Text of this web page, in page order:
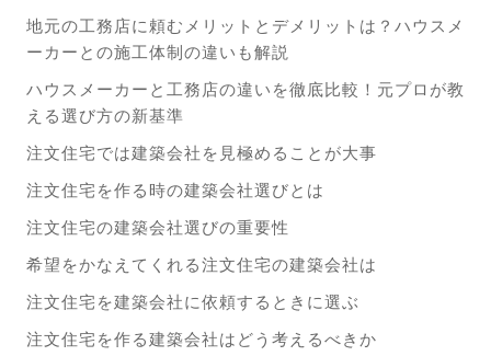
地元の工務店に頼むメリットとデメリットは？ハウスメ
ーカーとの施工体制の違いも解説
ハウスメーカーと工務店の違いを徹底比較！元プロが教
える選び方の新基準
注文住宅では建築会社を見極めることが大事
注文住宅を作る時の建築会社選びとは
注文住宅の建築会社選びの重要性
希望をかなえてくれる注文住宅の建築会社は
注文住宅を建築会社に依頼するときに選ぶ
注文住宅を作る建築会社はどう考えるべきか